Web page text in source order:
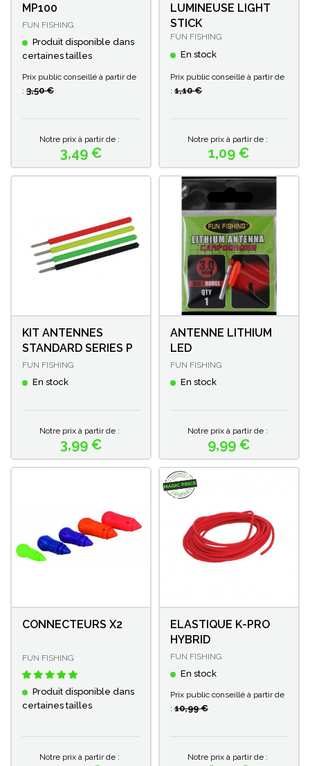
MP100
FUN FISHING
Produit disponible dans
certaines tailles
Prix public conseillé à partir de
: 3,50 €
Prix
Notre prix à partir de :
3,49 €
LUMINEUSE LIGHT
STICK
FUN FISHING
En stock
Prix public conseillé à partir de
: 1,10 €
Prix
Notre prix à partir de :
1,09 €
KIT ANTENNES
STANDARD SERIES P
FUN FISHING
En stock
Prix
Notre prix à partir de :
3,99 €
ANTENNE LITHIUM
LED
FUN FISHING
En stock
Prix
Notre prix à partir de :
9,99 €
CONNECTEURS X2
FUN FISHING
Produit disponible dans
certaines tailles
Notre prix à partir de :
ELASTIQUE K-PRO
HYBRID
FUN FISHING
En stock
Prix public conseillé à partir de
: 10,99 €
Notre prix à partir de :